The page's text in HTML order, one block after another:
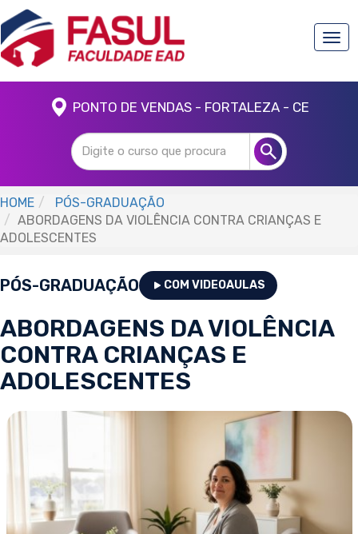
PONTO DE VENDAS - FORTALEZA - CE
HOME
PÓS-GRADUAÇÃO
ABORDAGENS DA VIOLÊNCIA CONTRA CRIANÇAS E
ADOLESCENTES
PÓS-GRADUAÇÃO COM VIDEOAULAS
ABORDAGENS DA VIOLÊNCIA
CONTRA CRIANÇAS E
ADOLESCENTES